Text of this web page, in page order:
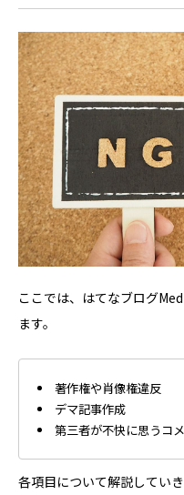
ここでは、はてなブログ
ます。
著作権や肖像権違反
デマ記事作成
第三者が不快に思うコ
各項目について解説してい